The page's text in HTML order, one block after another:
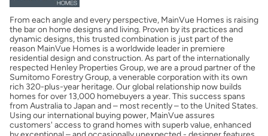
Obtener mi puntaje de crédito
Calcular mi hipoteca
Obtener Aprobación Previa
Preparar mi casa para la venta
From each angle and every perspective, MainVue Homes is raising
the bar on home designs and living. Proven by its practices and
dynamic designs, this trusted combination is just part of the
reason MainVue Homes is a worldwide leader in premiere
residential design and construction. As part of the internationally
respected Henley Properties Group, we are a proud partner of the
Sumitomo Forestry Group, a venerable corporation with its own
rich 320-plus-year heritage. Our global relationship now builds
homes for over 13,000 homebuyers a year. This success spans
from Australia to Japan and – most recently – to the United States.
Using our international buying power, MainVue assures
customers' access to grand homes with superb value, enhanced